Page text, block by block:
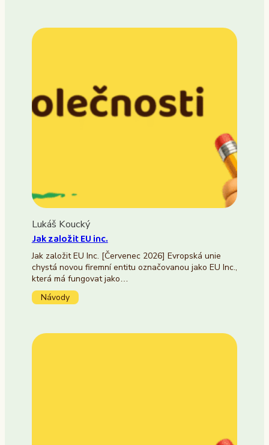
Lukáš Koucký
Jak založit EU inc.
Jak založit EU Inc. [Červenec 2026] Evropská unie
chystá novou firemní entitu označovanou jako EU Inc.,
která má fungovat jako…
Návody